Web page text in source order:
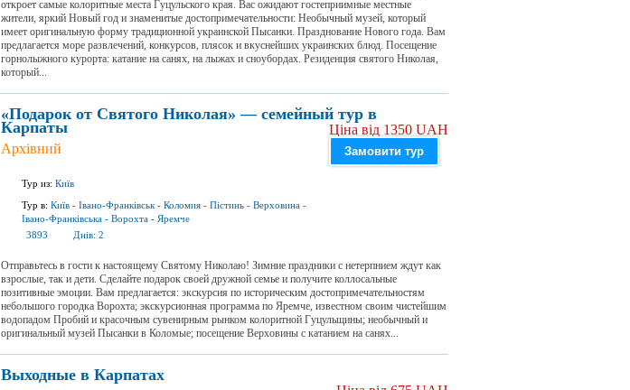
откроет самые колоритные места Гуцульского края. Вас ожидают гостеприимные местные
жители, яркий Новый год и знаменитые достопримечательности: Необычный музей, который
имеет оригинальную форму традиционной украинской Пысанки. Празднование Нового года. Вам
предлагается море развлечений, конкурсов, плясок и вкуснейших украинских блюд. Посещение
горнолыжного курорта: катание на санях, на лыжах и сноубордах. Резиденция святого Николая,
который...
«Подарок от Святого Николая» — семейный тур в
Карпаты
Архівний
Тур из: Київ
Тур в: Київ - Івано-Франківськ - Коломия - Пістинь - Верховина -
Івано-Франківська - Ворохта - Яремче
3893
Днів: 2
Ціна від 1350 UAH
Замовити тур
Отправьтесь в гости к настоящему Святому Николаю! Зимние праздники с нетерпнием ждут как
взрослые, так и дети. Сделайте подарок своей дружной семье и получите коллосальные
позитивные эмоции. Вам предлагается: экскурсия по историческим достопримечательностям
небольшого городка Ворохта; экскурсионная программа по Яремче, известном своим чистейшим
водопадом Пробий и красочным сувенирным рынком колоритной Гуцульщины; необычный и
оригинальный музей Пысанки в Коломые; посещение Верховины с катанием на санях...
Выходные в Карпатах